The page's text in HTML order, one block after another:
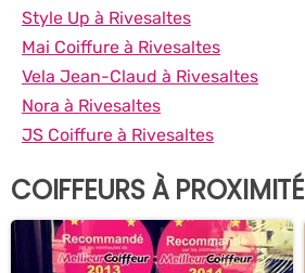
Style Up à Rivesaltes
Mai Coiffure à Rivesaltes
Vela Jean-Claud à Rivesaltes
Nora à Rivesaltes
JS Coiffure à Rivesaltes
COIFFEURS À PROXIMITÉ